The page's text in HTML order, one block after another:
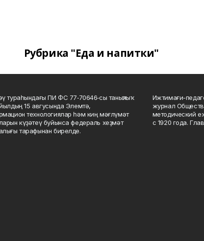
Рубрика "Еда и напитки"
тураһындағы ПИ ФС 77‑70646‑сы таныҡлыҡ
15 авгусында Элемтә,
технологиялар һәм киң мәғлүмәт
күҙәтеү буйынса федераль хеҙмәт
тарафынан бирелде.
Ижтимағи-
журнал
методический
с 1920 года.